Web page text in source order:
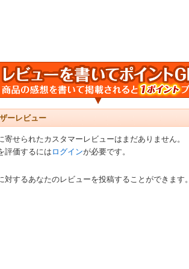
ーレビュー
寄せられたカスタマーレビューはまだありません。
評価するには ログインが必要です。
対するあなたのレビューを投稿することができます。